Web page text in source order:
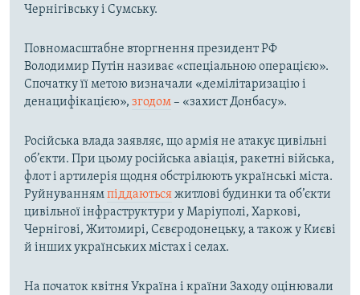
Чернігівську і Сумську.
Повномасштабне вторгнення президент РФ
Володимир Путін називає «спеціальною операцією».
Спочатку її метою визначали «демілітаризацію і
денацифікацією», згодом– «захист Донбасу».
Російська влада заявляє, що армія не атакує цивільні
об’єкти. При цьому російська авіація, ракетні війська,
флот і артилерія щодня обстрілюють українські міста.
Руйнуваннямпіддаютьсяжитлові будинки та об’єкти
цивільної інфраструктури у Маріуполі, Харкові,
Чернігові, Житомирі, Сєвєродонецьку, а також у Києві
й інших українських містах і селах.
На початок квітня Україна і країни Заходу оцінювали